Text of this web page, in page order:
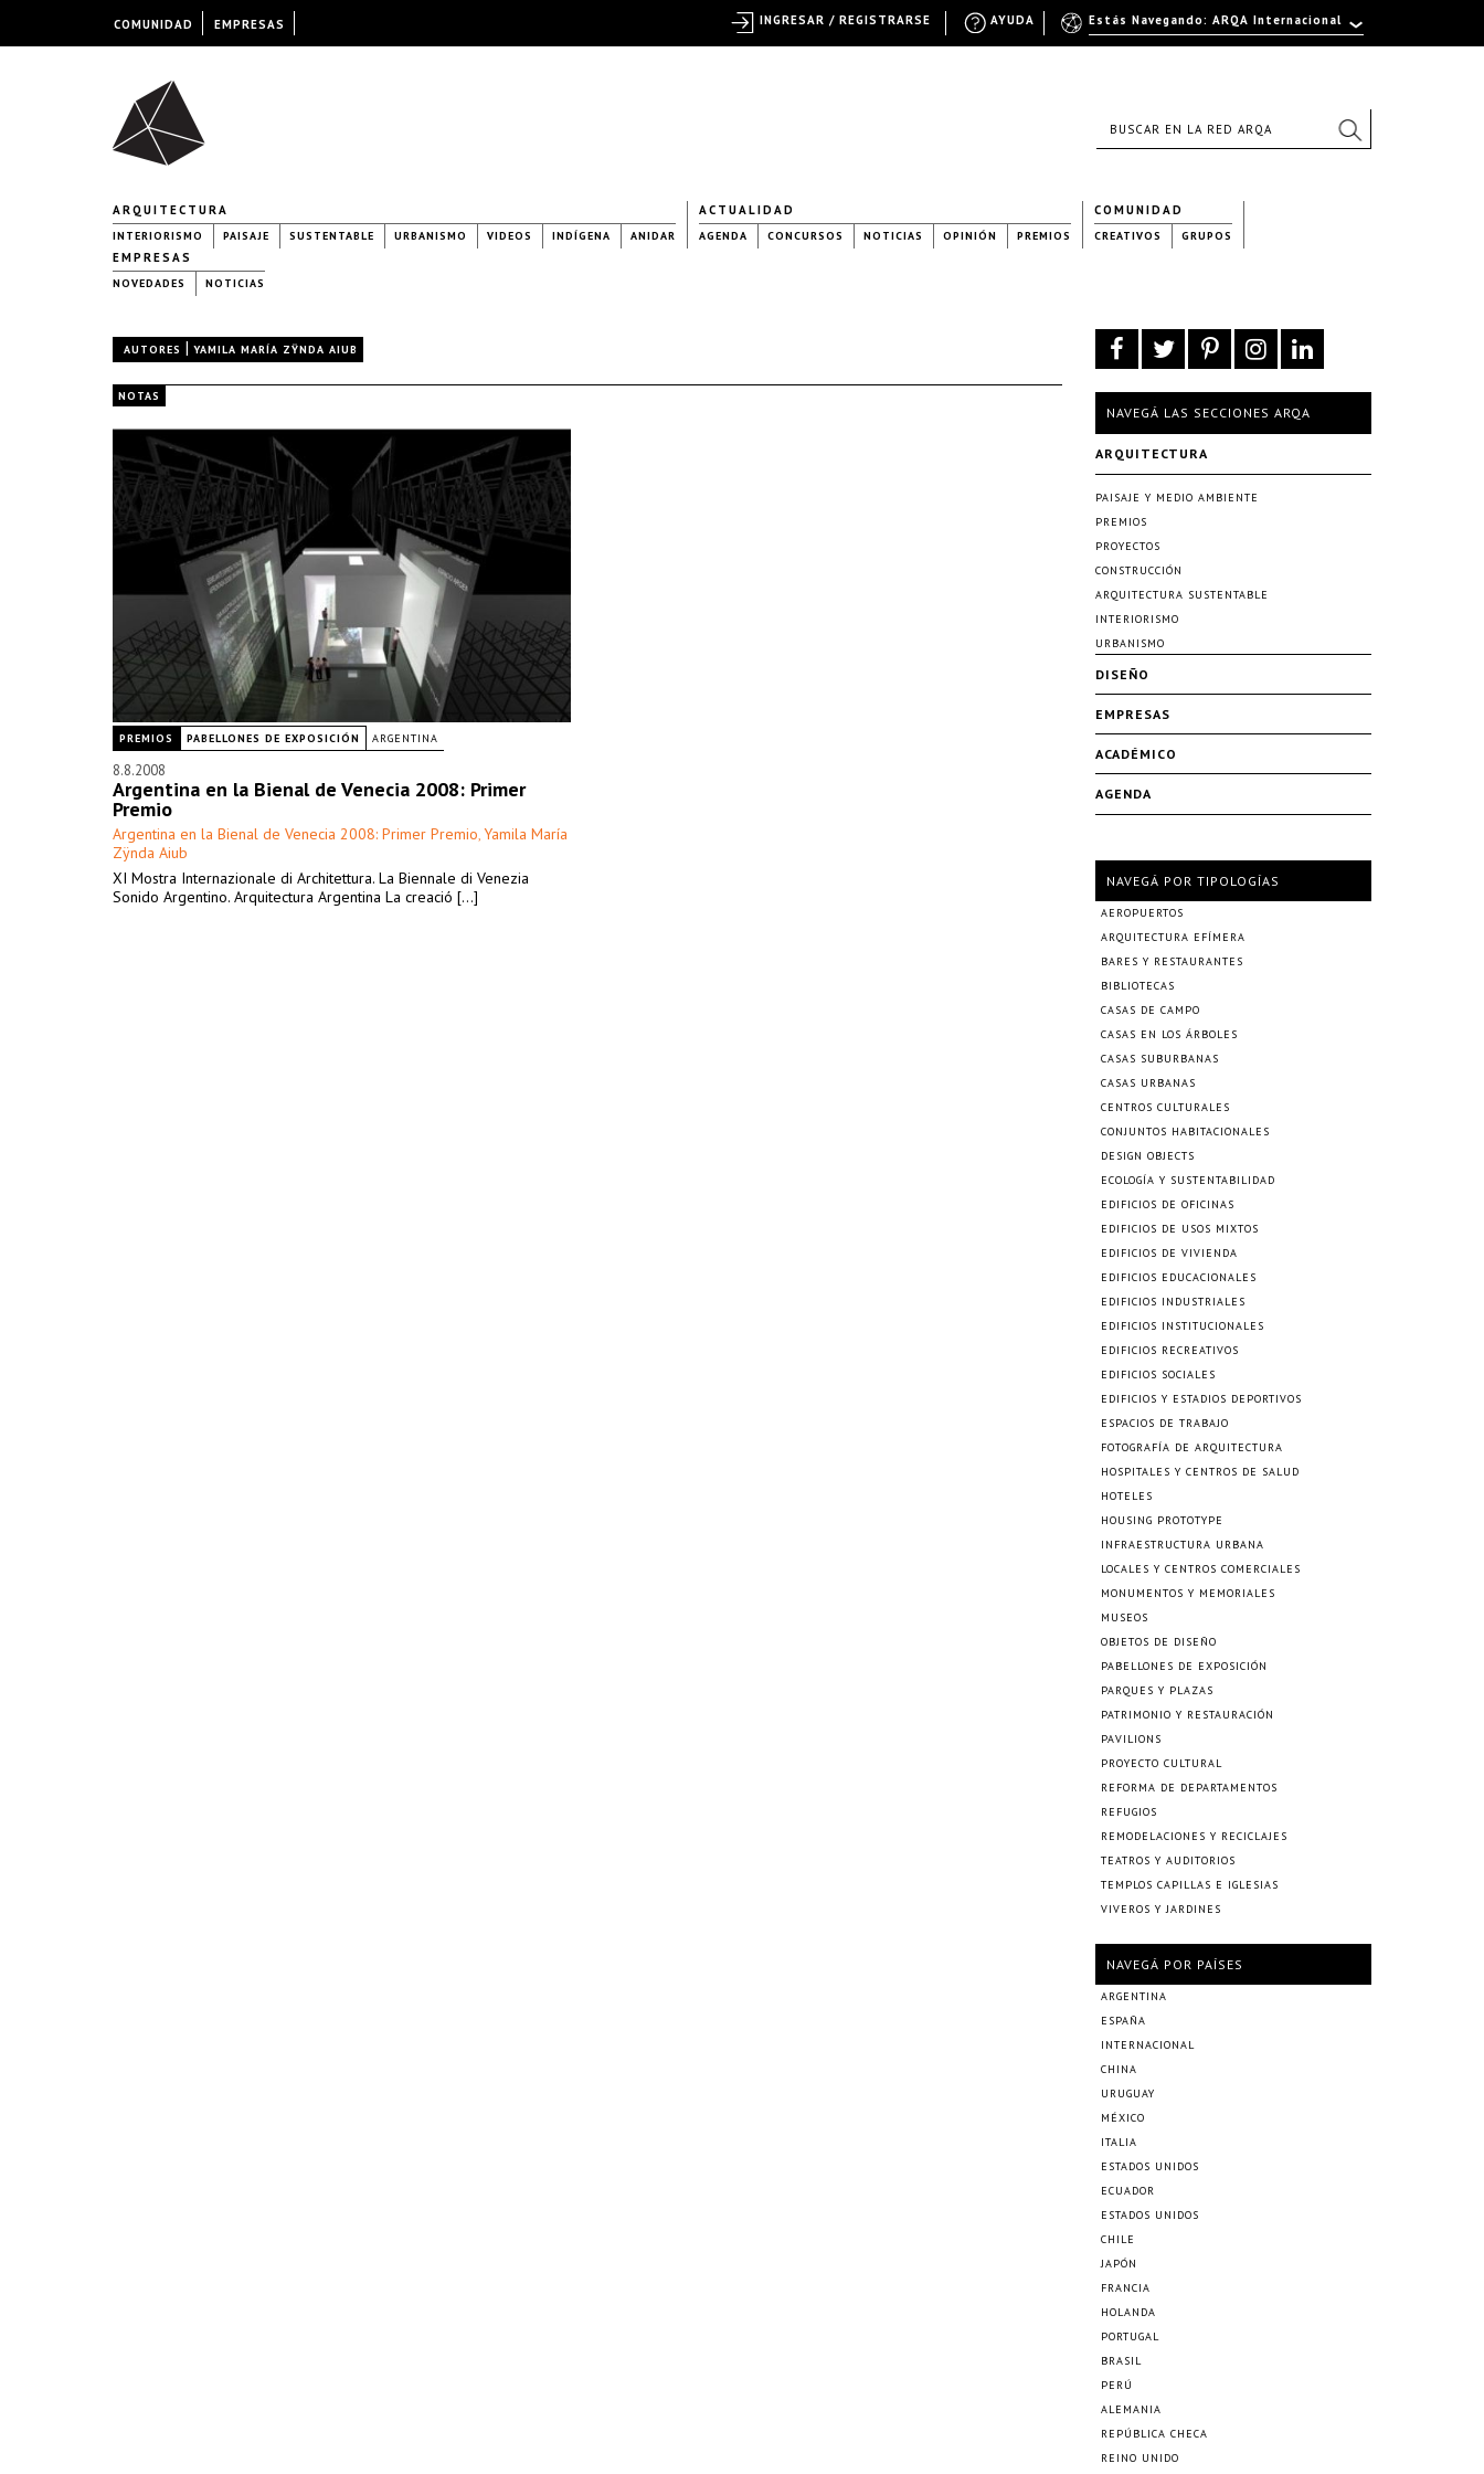
ARQUITECTURA
INTERIORISMO PAISAJE SUSTENTABLE URBANISMO VIDEOS INDÍGENA ANIDAR
ACTUALIDAD
AGENDA CONCURSOS NOTICIAS OPINIÓN PREMIOS
COMUNIDAD
CREATIVOS GRUPOS
EMPRESAS
NOVEDADES NOTICIAS
AUTORES | YAMILA MARÍA ZŸNDA AIUB
NOTAS
PREMIOS PABELLONES DE EXPOSICIÓN ARGENTINA
8.8.2008
Argentina en la Bienal de Venecia 2008: Primer
Premio
Argentina en la Bienal de Venecia 2008: Primer Premio, Yamila María
Zÿnda Aiub
XI Mostra Internazionale di Architettura. La Biennale di Venezia
Sonido Argentino. Arquitectura Argentina La creació [...]
NAVEGÁ LAS SECCIONES ARQA
ARQUITECTURA
PAISAJE Y MEDIO AMBIENTE
PREMIOS
PROYECTOS
CONSTRUCCIÓN
ARQUITECTURA SUSTENTABLE
INTERIORISMO
URBANISMO
DISEÑO
EMPRESAS
ACADÉMICO
AGENDA
NAVEGÁ POR TIPOLOGÍAS
AEROPUERTOS
ARQUITECTURA EFÍMERA
BARES Y RESTAURANTES
BIBLIOTECAS
CASAS DE CAMPO
CASAS EN LOS ÁRBOLES
CASAS SUBURBANAS
CASAS URBANAS
CENTROS CULTURALES
CONJUNTOS HABITACIONALES
DESIGN OBJECTS
ECOLOGÍA Y SUSTENTABILIDAD
EDIFICIOS DE OFICINAS
EDIFICIOS DE USOS MIXTOS
EDIFICIOS DE VIVIENDA
EDIFICIOS EDUCACIONALES
EDIFICIOS INDUSTRIALES
EDIFICIOS INSTITUCIONALES
EDIFICIOS RECREATIVOS
EDIFICIOS SOCIALES
EDIFICIOS Y ESTADIOS DEPORTIVOS
ESPACIOS DE TRABAJO
FOTOGRAFÍA DE ARQUITECTURA
HOSPITALES Y CENTROS DE SALUD
HOTELES
HOUSING PROTOTYPE
INFRAESTRUCTURA URBANA
LOCALES Y CENTROS COMERCIALES
MONUMENTOS Y MEMORIALES
MUSEOS
OBJETOS DE DISEÑO
PABELLONES DE EXPOSICIÓN
PARQUES Y PLAZAS
PATRIMONIO Y RESTAURACIÓN
PAVILIONS
PROYECTO CULTURAL
REFORMA DE DEPARTAMENTOS
REFUGIOS
REMODELACIONES Y RECICLAJES
TEATROS Y AUDITORIOS
TEMPLOS CAPILLAS E IGLESIAS
VIVEROS Y JARDINES
NAVEGÁ POR PAÍSES
ARGENTINA
ESPAÑA
INTERNACIONAL
CHINA
URUGUAY
MÉXICO
ITALIA
ESTADOS UNIDOS
ECUADOR
ESTADOS UNIDOS
CHILE
JAPÓN
FRANCIA
HOLANDA
PORTUGAL
BRASIL
PERÚ
ALEMANIA
REPÚBLICA CHECA
REINO UNIDO
COMUNIDAD EMPRESAS Estás Navegando: ARQA Internacional
AYUDA
INGRESAR / REGISTRARSE